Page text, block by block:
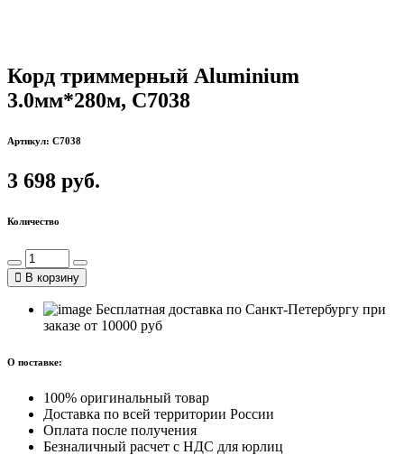
Корд триммерный Aluminium
3.0мм*280м, С7038
Артикул: C7038
3 698 руб.
Количество
В корзину
Бесплатная доставка по Санкт-Петербургу при
заказе от 10000 руб
О поставке:
100% оригинальный товар
Доставка по всей территории России
Оплата после получения
Безналичный расчет с НДС для юрлиц